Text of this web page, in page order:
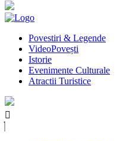
Povestiri & Legende
VideoPovești
Istorie
Evenimente Culturale
Atractii Turistice